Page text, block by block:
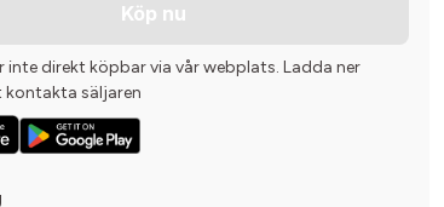
Köp nu
inte direkt köpbar via vår webplats. Ladda ner
säljaren